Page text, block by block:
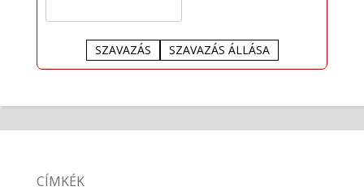
SZAVAZÁS SZAVAZÁS ÁLLÁSA
CÍMKÉK